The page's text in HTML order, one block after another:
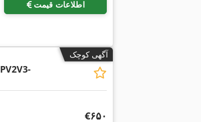
اطلاعات قیمت
آگهی کوچک
PV2V3-
‎€۶۵۰